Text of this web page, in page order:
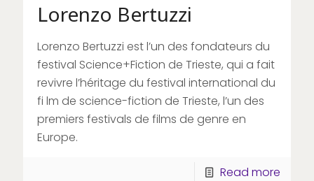
Lorenzo Bertuzzi
Lorenzo Bertuzzi est l’un des fondateurs du
festival Science+Fiction de Trieste, qui a fait
revivre l’héritage du festival international du
fi lm de science-fiction de Trieste, l’un des
premiers festivals de films de genre en
Europe.
Read more